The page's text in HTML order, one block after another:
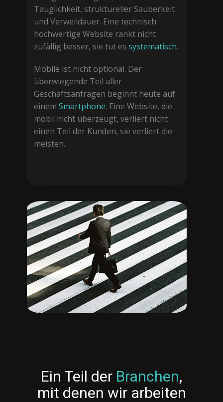
Tauglichkeit, struktureller Sauberkeit
und Verweildauer. Eine technisch
hochwertige Website rankt nicht
zufällig besser, sie tut es systematisch.
Mobile ist nicht optional. Der
überwiegende Teil aller
Geschäftsanfragen beginnt heute auf
einem Smartphone. Eine Website, die
mobil nicht überzeugt, verliert nicht
einen Teil der Kunden, sie verliert die
meisten.
Ein Teil der Branchen,
mit denen wir arbeiten